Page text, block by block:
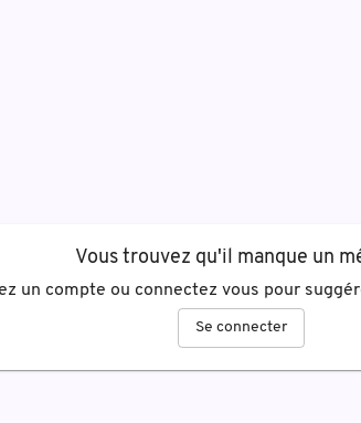
Vous trouvez qu'il manque un
un compte ou connectez vous pour
Se connecter